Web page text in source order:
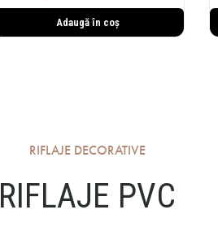
Adaugă în coș
RIFLAJE DECORATIVE
RIFLAJE PVC